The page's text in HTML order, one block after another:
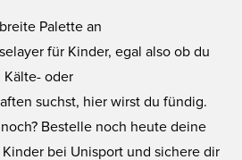
Palette an
für Kinder, egal also ob du
Kälte- oder
suchst, hier wirst du fündig.
Bestelle noch heute deine
bei Unisport und sichere dir